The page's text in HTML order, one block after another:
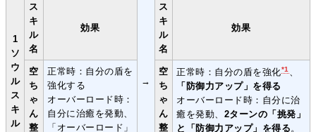
1
ソ
ウ
ル
ス
キ
ル
ス
キ
ル
名
効果
→
ス
キ
ル
名
効果
空
ち
ゃ
ん
整
正常時：自分の盾を
強化する
オーバーロード時：
自分に治癒を発動、
「オーバーロード」
空
ち
ゃ
ん
整
正常時：自分の盾を強化*1 、
「防御力アップ」を得る
オーバーロード時：自分に治
癒を発動、 2ターンの「挑発」
と「防御力アップ」を得る。